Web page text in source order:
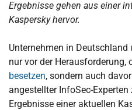
Ergebnisse gehen aus einer
Kaspersky hervor.
Unternehmen in
nur vor der Herausforderung,
besetzen, sondern auch
angestellter InfoSec-
Ergebnisse einer aktuellen